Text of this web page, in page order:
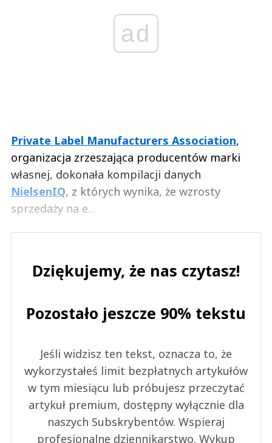
ad
Private Label Manufacturers Association,
organizacja zrzeszająca producentów marki
własnej, dokonała kompilacji danych
NielsenIQ, z których wynika, że wzrosty
sprzedaży na e...
Dziękujemy, że nas czytasz!
Pozostało jeszcze 90% tekstu
Jeśli widzisz ten tekst, oznacza to, że
wykorzystałeś limit bezpłatnych artykułów
w tym miesiącu lub próbujesz przeczytać
artykuł premium, dostępny wyłącznie dla
naszych Subskrybentów. Wspieraj
profesjonalne dziennikarstwo. Wykup